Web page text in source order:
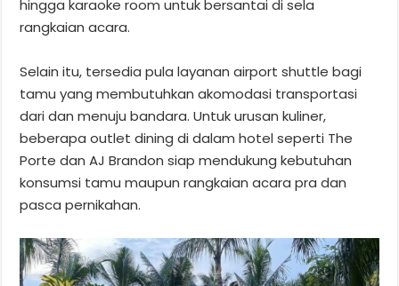
hingga karaoke room untuk bersantai di sela
rangkaian acara.
Selain itu, tersedia pula layanan airport shuttle bagi
tamu yang membutuhkan akomodasi transportasi
dari dan menuju bandara. Untuk urusan kuliner,
beberapa outlet dining di dalam hotel seperti The
Porte dan AJ Brandon siap mendukung kebutuhan
konsumsi tamu maupun rangkaian acara pra dan
pasca pernikahan.